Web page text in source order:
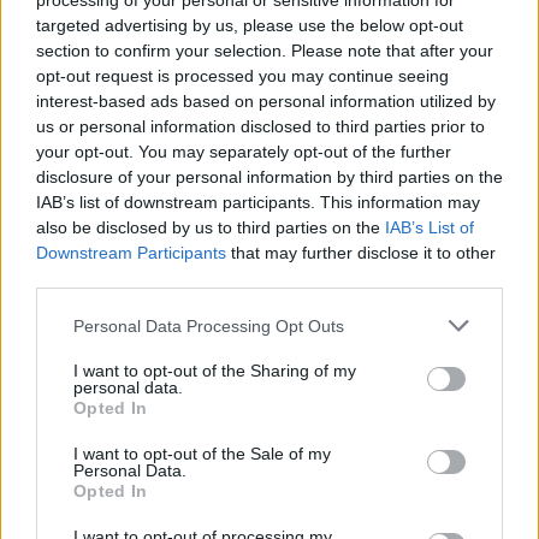
targeted advertising by us, please use the below opt-out
section to confirm your selection. Please note that after your
opt-out request is processed you may continue seeing
interest-based ads based on personal information utilized by
us or personal information disclosed to third parties prior to
your opt-out. You may separately opt-out of the further
disclosure of your personal information by third parties on the
IAB’s list of downstream participants. This information may
also be disclosed by us to third parties on the IAB’s List of
Downstream Participants that may further disclose it to other
Please note that this website/app uses one or more Google
not limited to your visit or usage behaviour. You may click to
grant or deny consent to Google and its third-party tags to
use your data for below specified purposes in below Google
consent section.
Personal Data Processing Opt Outs
I want to opt-out of the Sharing of my
personal data.
Opted In
I want to opt-out of the Sale of my
Personal Data.
Opted In
premierjével 2025 februárját veszi célba a csapat.
Nyitott világú túlélő-FPS lesz aTerminator: Survivors
amelyen a filmes gyökerű adaptációkkal egyre
ügyesebben bánó Teyon helyett a mindeddig egyetlen
versenyjátékot (RIMS Racing) felmutatni képes Nacon
Studio Milan dolgozik. A történetet 2009-be helyezte
a csapat, James Cameron filmjeit véve alapul, a
játékmenetnek pedig Skynet gépezetei és az
ellenséges szándékú túlélők elleni harcon felül a
felfedezés, az erőforrások menedzselése és a
Október 24-én debütál korai hozzáférésben a
Steamen, de később konzolos (PS5, XSX)